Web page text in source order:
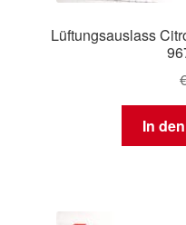
Lüftungsauslass
In